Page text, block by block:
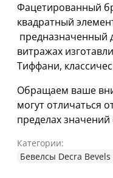
Фацетированный
квадратный
предназначенный
витражах
Тиффани,
Обращаем ваше
могут отличаться
пределах
Категории:
Бевелсы Decra